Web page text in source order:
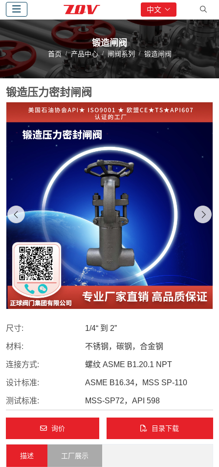
中文
锻造闸阀
首页 产品中心 闸阀系列 锻造闸阀
锻造压力密封闸阀
尺寸: 1/4“ 到 2”
材料: 不锈钢，碳钢，合金钢
连接方式: 螺纹 ASME B1.20.1 NPT
设计标准: ASME B16.34，MSS SP-110
测试标准: MSS-SP72，API 598
询价 目录下载
描述 工厂展示